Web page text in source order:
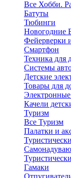
Все Хобби.
Батуты
Тюбинги
Новогодние
Фейерверки
Смартфон
Техника для
Системы
Детские
Товары для
Качели
Туризм
Все Туризм
Палатки и
Гамаки